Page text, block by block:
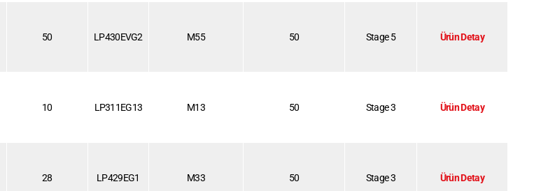
50 LP430EVG2 M55 50 Stage 5 Ürün Detay
10 LP311EG13 M13 50 Stage 3 Ürün Detay
28 LP429EG1 M33 50 Stage 3 Ürün Detay